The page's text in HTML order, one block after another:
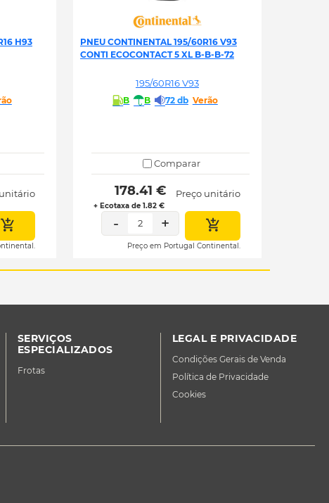
H93
PNEU CONTINENTAL 195/60R16 V93
CONTI ECOCONTACT 5 XL B-B-B-72
195/60R16 V93
B B 72 db Verão
Comparar
178.41 €
+ Ecotaxa de 1.82 €
Preço unitário
- 2 +
Preço em Portugal Continental.
SERVIÇOS
ESPECIALIZADOS
Frotas
LEGAL E PRIVACIDADE
Condições Gerais de Venda
Política de Privacidade
Cookies